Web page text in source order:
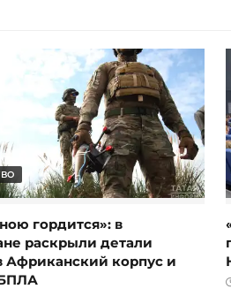
гордится»: в
раскрыли детали
Африканский корпус и